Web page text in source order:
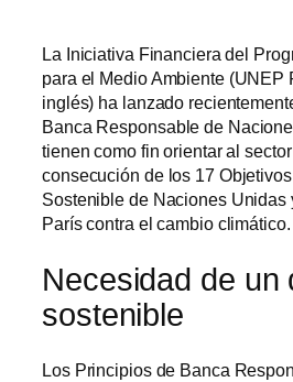
La Iniciativa Financiera del
para el Medio Ambiente (UNEP
inglés) ha lanzado
Banca Responsable de
tienen como fin orientar al
consecución de los 17
Sostenible de Naciones Unidas
París contra el cambio climático.
Necesidad de un
sostenible
Los Principios de Banca